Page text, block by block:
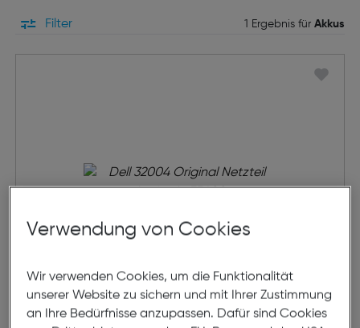
Filter 1 Ergebnis für Akkus
Dell 32004 Original Netzteil
Verwendung von Cookies
Wir verwenden Cookies, um die Funktionalität
unserer Website zu sichern und mit Ihrer Zustimmung
an Ihre Bedürfnisse anzupassen. Dafür sind Cookies